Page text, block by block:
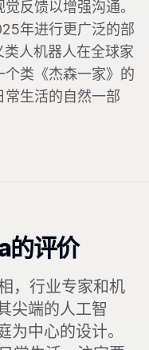
反馈以增强沟通。
年进行更广泛的部
人机器人在全球家
类《杰森一家》的
生活的自然一部
的评价
，行业专家和机
尖端的人工智
为中心的设计。